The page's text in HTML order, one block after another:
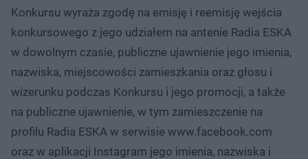
Konkursu wyraża zgodę na emisję i reemisję wejścia
konkursowego z jego udziałem na antenie Radia ESKA
w dowolnym czasie, publiczne ujawnienie jego imienia,
nazwiska, miejscowości zamieszkania oraz głosu i
wizerunku podczas Konkursu i jego promocji, a także
na publiczne ujawnienie, w tym zamieszczenie na
profilu Radia ESKA w serwisie www.facebook.com
oraz w aplikacji Instagram jego imienia, nazwiska i